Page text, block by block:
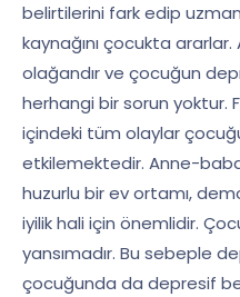
belirtilerini fark edip
kaynağını çocukta
olağandır ve çocuğun
herhangi bir sorun yoktur.
içindeki tüm olaylar
etkilemektedir. Anne-
huzurlu bir ev ortamı,
iyilik hali için önemlidir.
yansımadır. Bu sebeple
çocuğunda da depresif